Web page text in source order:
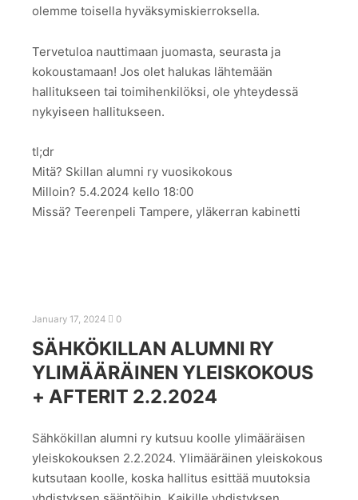
olemme toisella hyväksymiskierroksella.
Tervetuloa nauttimaan juomasta, seurasta ja
kokoustamaan! Jos olet halukas lähtemään
hallitukseen tai toimihenkilöksi, ole yhteydessä
nykyiseen hallitukseen.
tl;dr
Mitä? Skillan alumni ry vuosikokous
Milloin? 5.4.2024 kello 18:00
Missä? Teerenpeli Tampere, yläkerran kabinetti
January 17, 2024 0
SÄHKÖKILLAN ALUMNI RY
YLIMÄÄRÄINEN YLEISKOKOUS
+ AFTERIT 2.2.2024
Sähkökillan alumni ry kutsuu koolle ylimääräisen
yleiskokouksen 2.2.2024. Ylimääräinen yleiskokous
kutsutaan koolle, koska hallitus esittää muutoksia